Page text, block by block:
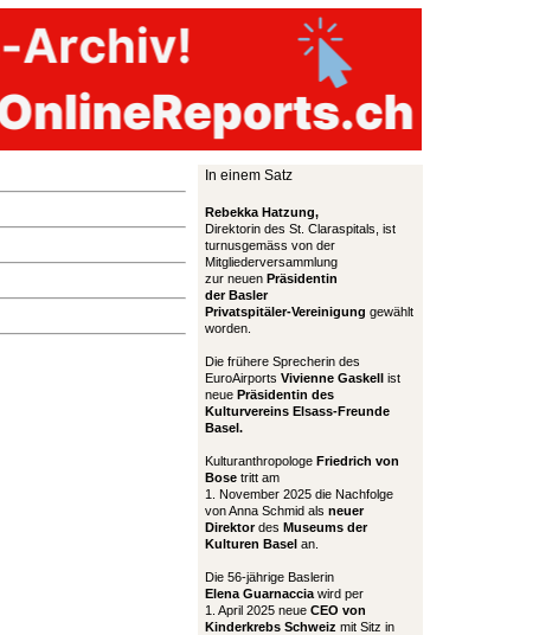
In einem Satz
Rebekka Hatzung,
Direktorin des St. Claraspitals, ist
turnusgemäss von der
Mitgliederversammlung
zur neuen Präsidentin
der Basler
Privatspitäler-Vereinigung gewählt
worden.
Die frühere Sprecherin des
EuroAirports Vivienne Gaskell ist
neue Präsidentin des
Kulturvereins Elsass-Freunde
Basel.
Kulturanthropologe Friedrich von
Bose tritt am
1. November 2025 die Nachfolge
von Anna Schmid als neuer
Direktordes Museums der
Kulturen Basel an.
Die 56-jährige Baslerin
Elena Guarnaccia wird per
1. April 2025 neue CEO von
Kinderkrebs Schweiz mit Sitz in